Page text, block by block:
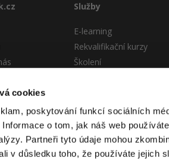
cookies
poskytování funkcí sociálních
o tom, jak náš web
Partneři tyto údaje mohou
v důsledku toho, že používáte jejich
Služby
E-learning
Rekvalifikační kurzy
Školení